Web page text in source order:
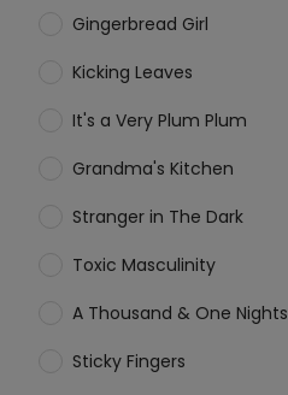
Gingerbread Girl
Kicking Leaves
It's a Very Plum Plum
Grandma's Kitchen
Stranger in The Dark
Toxic Masculinity
A Thousand & One Nights
Sticky Fingers